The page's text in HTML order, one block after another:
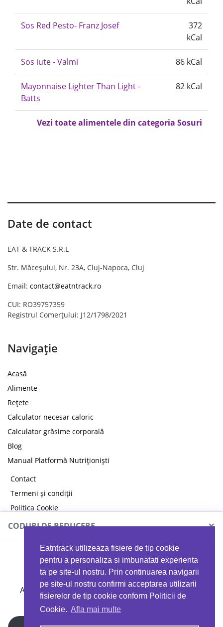
Eatntrack utilizeaza fisiere de tip cookie
pentru a personaliza si imbunatati experienta
ta pe site-ul nostru. Prin continuarea navigarii
pe site-ul nostru confirmi acceptarea utilizarii
fisierelor de tip cookie conform Politicii de
Cookie. Afla mai multe
Sos Red Pesto- Franz Josef
372
kCal
Sos iute - Valmi 86 kCal
Mayonnaise Lighter Than Light -
Batts
82 kCal
Vezi toate alimentele din categoria Sosuri
Date de contact
EAT & TRACK S.R.L
Str. Măceșului, Nr. 23A, Cluj-Napoca, Cluj
Email: contact@eatntrack.ro
CUI: RO39757359
Registrul Comerțului: J12/1798/2021
Navigație
Acasă
Alimente
Rețete
Calculator necesar caloric
Calculator grăsime corporală
Blog
Manual Platformă Nutriționiști
Contact
Termeni și condiții
Politica Cookie
Politica de confidențialitate
CODURI DE REDUCERE ×
MYPROTEIN
Ai 40%reducere la orice comandă folosind codul
EATTRACK